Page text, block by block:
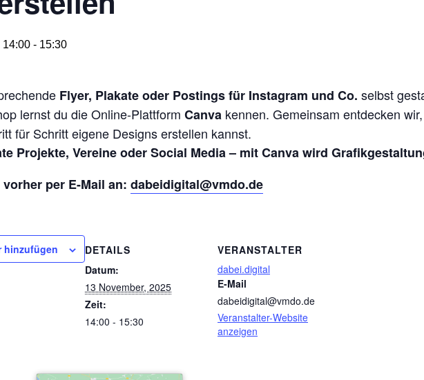
14:00 - 15:30
Flyer, Plakate oder Postings für Instagram und Co. selbst
lernst du die Online-Plattform Canva kennen. Gemeinsam entdecken
für Schritt eigene Designs erstellen kannst.
Projekte, Vereine oder Social Media – mit Canva wird
per E-Mail an: dabeidigital@vmdo.de
hinzufügen
DETAILS
Datum:
13 November, 2025
Zeit:
14:00 - 15:30
VERANSTALTER
dabei.digital
E-Mail
dabeidigital@vmdo.de
Veranstalter-Website
anzeigen